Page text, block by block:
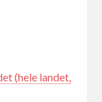
(hele landet,